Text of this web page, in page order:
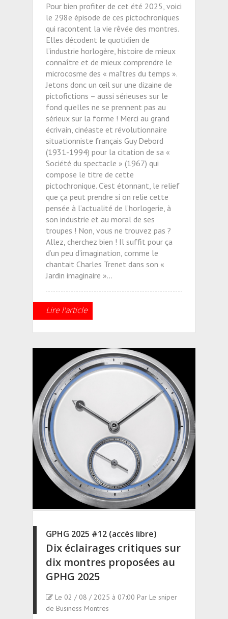
Pour bien profiter de cet été 2025, voici
le 298e épisode de ces pictochroniques
qui racontent la vie rêvée des montres.
Elles décodent le quotidien de
l’industrie horlogère, histoire de mieux
connaître et de mieux comprendre le
microcosme des « maîtres du temps ».
Jetons donc un œil sur une dizaine de
pictofictions – aussi sérieuses sur le
fond qu’elles ne se prennent pas au
sérieux sur la forme ! Merci au grand
écrivain, cinéaste et révolutionnaire
situationniste français Guy Debord
(1931-1994) pour la citation de sa «
Société du spectacle » (1967) qui
compose le titre de cette
pictochronique. C’est étonnant, le relief
que ça peut prendre si on relie cette
pensée à l’actualité de l’horlogerie, à
son industrie et au moral de ses
troupes ! Non, vous ne trouvez pas ?
Allez, cherchez bien ! Il suffit pour ça
d’un peu d’imagination, comme le
chantait Charles Trenet dans son «
Jardin imaginaire »…
Lire l'article
GPHG 2025 #12 (accès libre)
Dix éclairages critiques sur
dix montres proposées au
GPHG 2025
Le 02 / 08 / 2025 à 07:00 Par Le sniper
de Business Montres